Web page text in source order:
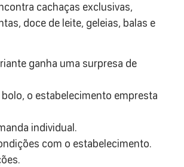
cachaças exclusivas,
doce de leite, geleias, balas e
ganha uma surpresa de
bolo, o estabelecimento empresta
individual.
com o estabelecimento.